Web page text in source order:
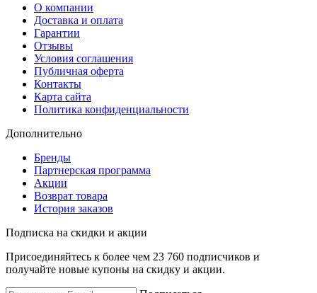
О компании
Доставка и оплата
Гарантии
Отзывы
Условия соглашения
Публичная оферта
Контакты
Карта сайта
Политика конфиденциальности
Дополнительно
Бренды
Партнерская программа
Акции
Возврат товара
История заказов
Подписка на скидки и акции
Присоединяйтесь к более чем 23 760 подписчиков и
получайте новые купоны на скидку и акции.